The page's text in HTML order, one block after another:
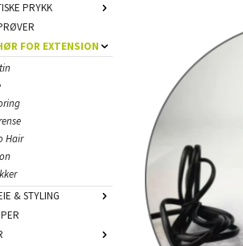
PRYKK
FOR EXTENSION
Hair
& STYLING